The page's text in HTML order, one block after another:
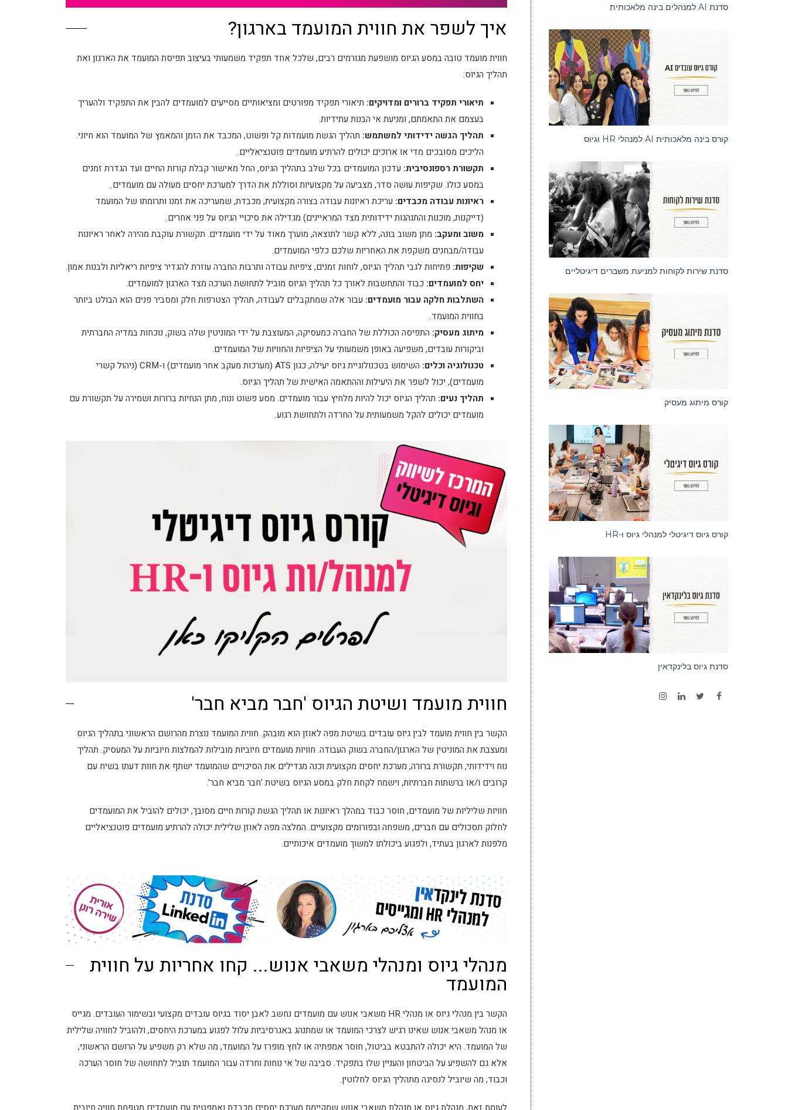
איך לשפר את חווית המועמד בארגון?
חווית מועמד טובה במסע הגיוס מושפעת מגורמים רבים, שלכל אחד תפקיד משמעותי בעיצוב תפיסת המועמד את הארגון ואת
תהליך הגיוס:
תיאורי תפקיד ברורים ומדויקים: תיאורי תפקיד מפורטים ומציאותיים מסייעים למועמדים להבין את התפקיד ולהעריך
בעצמם את התאמתם, ומניעת אי הבנות עתידיות.
תהליך הגשה ידידותי למשתמש: תהליך הגשת מועמדות קל ופשוט, המכבד את הזמן והמאמץ של המועמד הוא חיוני.
הליכים מסובכים מדי או ארוכים יכולים להרתיע מועמדים פוטנציאליים.
תקשורת רספונסיבית: עדכון המועמדים בכל שלב בתהליך הגיוס, החל מאישור קבלת קורות החיים ועד הגדרת זמנים
במסע כולו. שקיפות עושה סדר, מצביעה על מקצועיות וסוללת את הדרך למערכת יחסים מעולה עם מועמדים.
ראיונות עבודה מכבדים: עריכת ראיונות עבודה בצורה מקצועית, מכבדת, שמעריכה את זמנו ותרומתו של המועמד
(דייקנות, מוכנות והתנהגות ידידותית מצד המראיינים) מגדילה את סיכויי הגיוס על פני אחרים.
משוב ומעקב: מתן משוב בונה, ללא קשר לתוצאה, מוערך מאוד על ידי מועמדים. תקשורת עוקבת מהירה לאחר ראיונות
עבודה/מבחנים משקפת את האחריות שלכם כלפי המועמדים.
שקיפות: פתיחות לגבי תהליך הגיוס, לוחות זמנים, ציפיות עבודה ותרבות החברה עוזרת להגדיר ציפיות ריאליות ולבנות אמון.
יחס למועמדים: כבוד והתחשבות לאורך כל תהליך הגיוס מוביל לתחושת הערכה מצד הארגון למועמדים.
השתלבות חלקה עבור מועמדים: עבור אלה שמתקבלים לעבודה, תהליך הצטרפות חלק ומסביר פנים הוא הבולט ביותר
בחווית המועמד.
מיתוג מעסיק: התפיסה הכוללת של החברה כמעסיקה, המעוצבת על ידי המוניטין שלה בשוק, נוכחות במדיה החברתית
וביקורות עובדים, משפיעה באופן משמעותי על הציפיות והחוויות של המועמדים.
טכנולוגיה וכלים:
השימוש בטכנולוגיית גיוס יעילה, כגון ATS (מערכות מעקב אחר מועמדים) ו-CRM (ניהול קשרי
מועמדים), יכול לשפר את היעילות וההתאמה האישית של תהליך הגיוס.
תהליך נעים: תהליך הגיוס יכול להיות מלחיץ עבור מועמדים. מסע פשוט ונוח, מתן הנחיות ברורות ושמירה על תקשורת עם
מועמדים יכולים להקל משמעותית על החרדה ולתחושת רגוע.
חווית מועמד ושיטת הגיוס 'חבר מביא חבר'
הקשר בין חווית מועמד לבין גיוס עובדים בשיטת מפה לאוזן הוא מובהק. חווית המועמד נוצרת מהרושם הראשוני בתהליך הגיוס
ומעצבת את המוניטין של הארגון/החברה בשוק העבודה. חוויות מועמדים חיוביות מובילות להמלצות חיוביות על המעסיק. תהליך
נוח וידידותי, תקשורת ברורה, מערכת יחסים מקצועית וכנה מגדילים את הסיכויים שהמועמד ישתף את חוות דעתו בשיח עם
קרובים ו/או ברשתות חברתיות, וישמח לקחת חלק במסע הגיוס בשיטת 'חבר מביא חבר'.
חוויות שליליות של מועמדים, חוסר כבוד במהלך ראיונות או תהליך הגשת קורות חיים מסובך, יכולים להוביל את המועמדים
לחלוק תסכולים עם חברים, משפחה ובפורומים מקצועיים. המלצה מפה לאוזן שלילית יכולה להרתיע מועמדים פוטנציאליים
מלפנות לארגון בעתיד, ולפגוע ביכולתו למשוך מועמדים איכותיים.
מנהלי גיוס ומנהלי משאבי אנוש... קחו אחריות על חווית
המועמד
הקשר בין מנהלי גיוס או מנהלי HR משאבי אנוש עם מועמדים נחשב לאבן יסוד בגיוס עובדים מקצועי ובשימור העובדים. מגייס
או מנהל משאבי אנוש שאינו רגיש לצרכי המועמד או שמתנהג באגרסיביות עלול לפגוע במערכת היחסים, ולהוביל לחוויה שלילית
של המועמד. היא יכולה להתבטא בביטול, חוסר אמפתיה או לחץ מופרז על המועמד, מה שלא רק משפיע על הרושם הראשוני,
אלא גם להשפיע על הביטחון והעניין שלו בתפקיד. סביבה של אי נוחות וחרדה עבור המועמד תוביל לתחושה של חוסר הערכה
וכבוד, מה שיוביל לנסיגה מתהליך הגיוס לחלוטין.
סדנת AI למנהלים בינה מלאכותית
קורס בינה מלאכותית AI למנהלי HR וגיוס
סדנת שירות לקוחות למניעת משברים דיגיטליים
קורס מיתוג מעסיק
קורס גיוס דיגיטלי למנהלי גיוס ו-HR
סדנת גיוס בלינקדאין